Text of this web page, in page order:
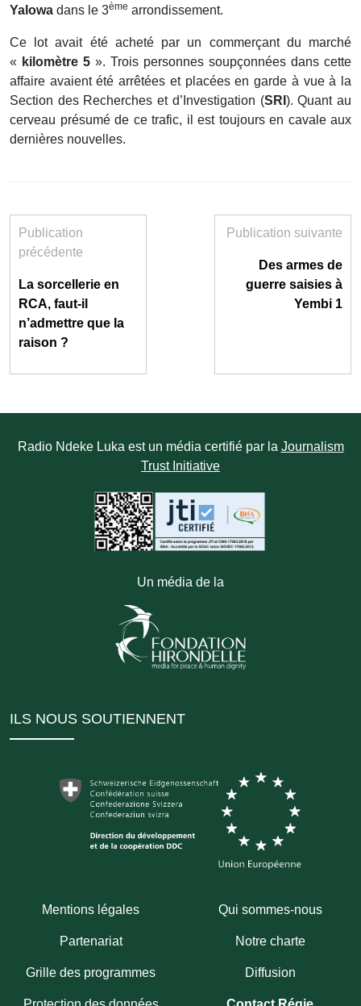
Yalowa dans le 3ème arrondissement.
Ce lot avait été acheté par un commerçant du marché
« kilomètre 5 ». Trois personnes soupçonnées dans cette
affaire avaient été arrêtées et placées en garde à vue à la
Section des Recherches et d’Investigation (SRI ). Quant au
cerveau présumé de ce trafic, il est toujours en cavale aux
dernières nouvelles.
Publication
précédente
La sorcellerie en
RCA, faut-il
n’admettre que la
raison ?
Publication suivante
Des armes de
guerre saisies à
Yembi 1
Radio Ndeke Luka est un média certifié par la Journalism
Trust Initiative
Un média de la
ILS NOUS SOUTIENNENT
Mentions légales Qui sommes-nous
Partenariat Notre charte
Grille des programmes Diffusion